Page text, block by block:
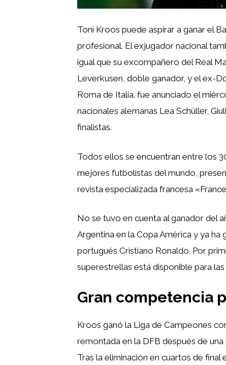
Toni Kroos puede aspirar a ganar el
profesional. El exjugador nacional
igual que su excompañero del Real
Leverkusen, doble ganador, y el ex-
Roma de Italia. fue anunciado el
nacionales alemanas Lea Schüller,
finalistas.
Todos ellos se encuentran entre los
mejores futbolistas del mundo,
revista especializada francesa
No se tuvo en cuenta al ganador del
Argentina en la Copa América y ya
portugués Cristiano Ronaldo. Por
superestrellas está disponible para
Gran competencia
Kroos ganó la Liga de Campeones
remontada en la DFB después de
Tras la eliminación en cuartos de